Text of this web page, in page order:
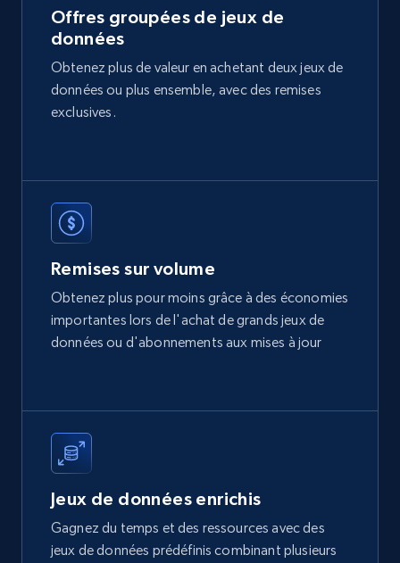
Offres groupées de jeux de
données
Obtenez plus de valeur en achetant deux jeux de
données ou plus ensemble, avec des remises
exclusives.
Remises sur volume
Obtenez plus pour moins grâce à des économies
importantes lors de l'achat de grands jeux de
données ou d'abonnements aux mises à jour
Jeux de données enrichis
Gagnez du temps et des ressources avec des
jeux de données prédéfinis combinant plusieurs